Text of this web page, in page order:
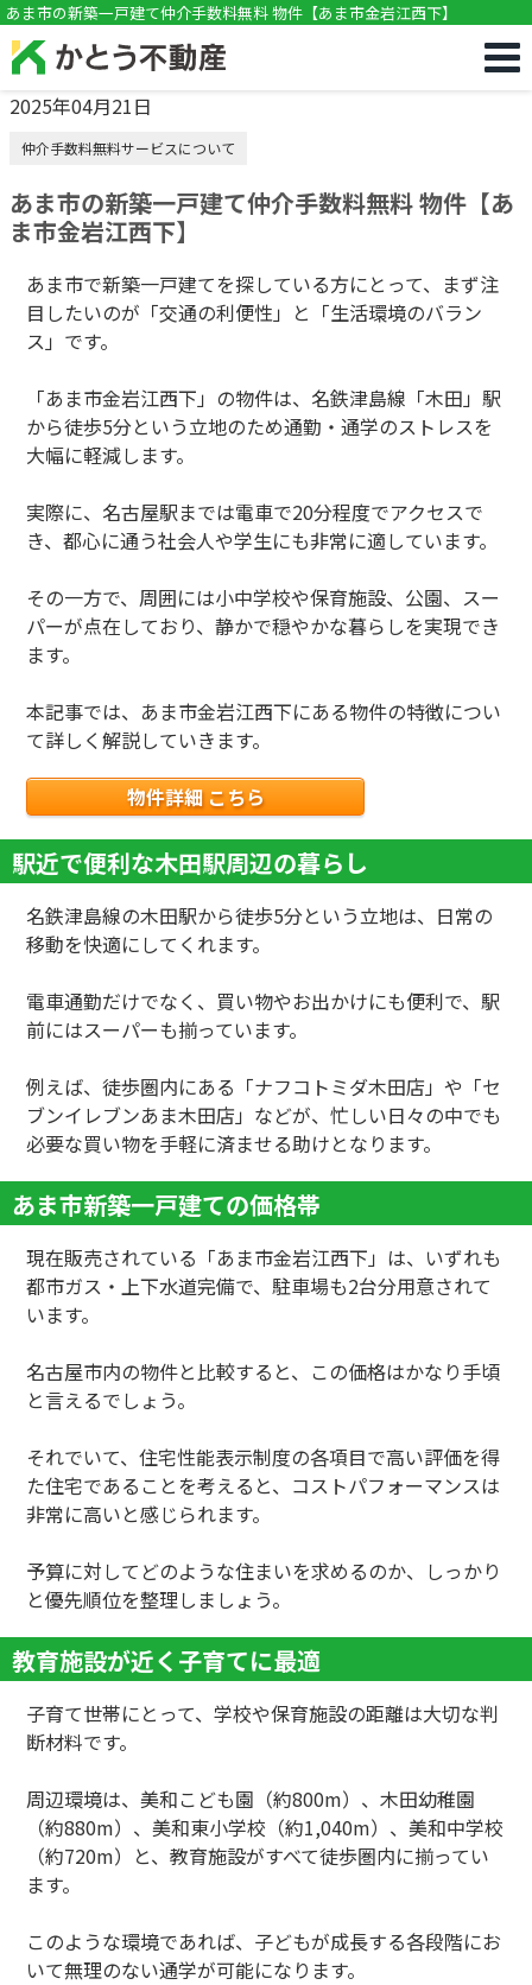
!DOCTYPE html>
あま市の新築一戸建て仲介手数料無料 物件【あま市金岩江西下】
2025年04月21日
仲介手数料無料サービスについて
あま市の新築一戸建て仲介手数料無料 物件【あ
ま市金岩江西下】
あま市で新築一戸建てを探している方にとって、まず注
目したいのが「交通の利便性」と「生活環境のバラン
ス」です。
「あま市金岩江西下」の物件は、名鉄津島線「木田」駅
から徒歩5分という立地のため通勤・通学のストレスを
大幅に軽減します。
実際に、名古屋駅までは電車で20分程度でアクセスで
き、都心に通う社会人や学生にも非常に適しています。
その一方で、周囲には小中学校や保育施設、公園、スー
パーが点在しており、静かで穏やかな暮らしを実現でき
ます。
本記事では、あま市金岩江西下にある物件の特徴につい
て詳しく解説していきます。
物件詳細 こちら
駅近で便利な木田駅周辺の暮らし
名鉄津島線の木田駅から徒歩5分という立地は、日常の
移動を快適にしてくれます。
電車通勤だけでなく、買い物やお出かけにも便利で、駅
前にはスーパーも揃っています。
例えば、徒歩圏内にある「ナフコトミダ木田店」や「セ
ブンイレブンあま木田店」などが、忙しい日々の中でも
必要な買い物を手軽に済ませる助けとなります。
あま市新築一戸建ての価格帯
現在販売されている「あま市金岩江西下」は、いずれも
都市ガス・上下水道完備で、駐車場も2台分用意されて
います。
名古屋市内の物件と比較すると、この価格はかなり手頃
と言えるでしょう。
それでいて、住宅性能表示制度の各項目で高い評価を得
た住宅であることを考えると、コストパフォーマンスは
非常に高いと感じられます。
予算に対してどのような住まいを求めるのか、しっかり
と優先順位を整理しましょう。
教育施設が近く子育てに最適
子育て世帯にとって、学校や保育施設の距離は大切な判
断材料です。
周辺環境は、美和こども園（約800m）、木田幼稚園
（約880m）、美和東小学校（約1,040m）、美和中学校
（約720m）と、教育施設がすべて徒歩圏内に揃ってい
ます。
このような環境であれば、子どもが成長する各段階にお
いて無理のない通学が可能になります。